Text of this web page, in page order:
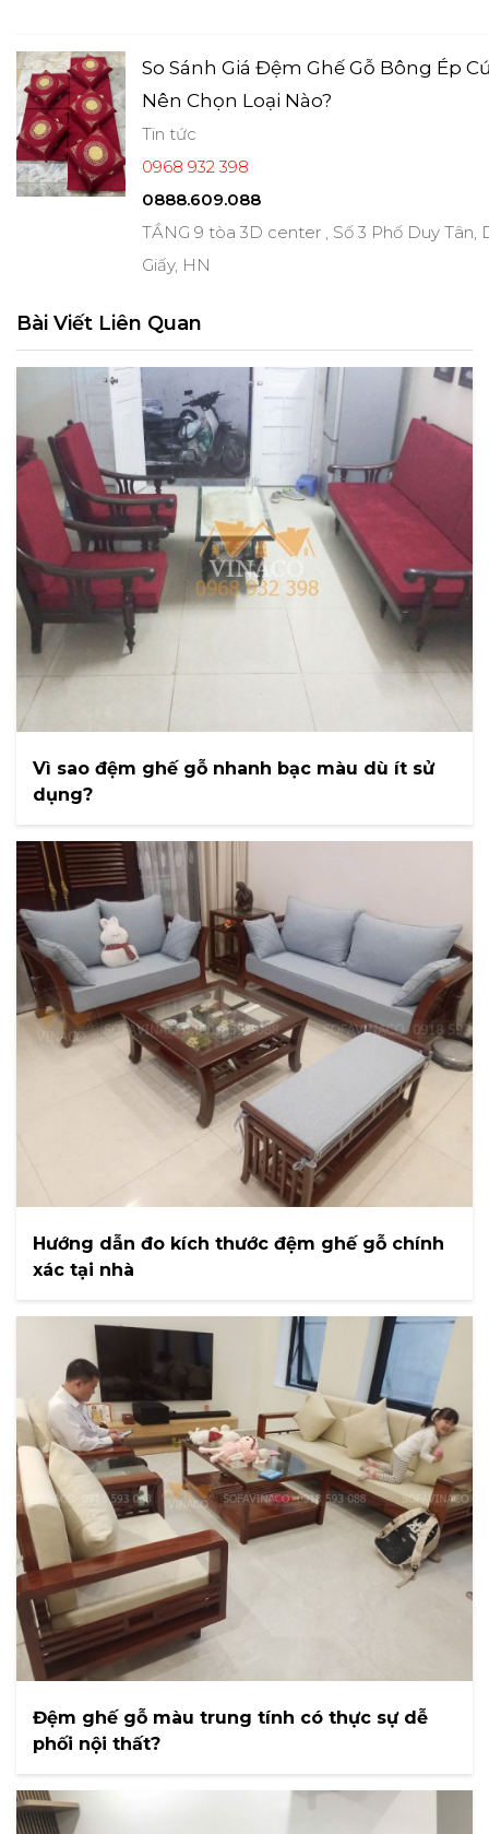
So Sánh Giá Đệm Ghế Gỗ Bông Ép
Nên Chọn Loại Nào?
Tin tức
0968 932 398
0888.609.088
TẦNG 9 tòa 3D center , Số 3 Phố Duy Tân,
Giấy, HN
Bài Viết Liên Quan
Vì sao đệm ghế gỗ nhanh bạc màu dù ít sử
dụng?
Hướng dẫn đo kích thước đệm ghế gỗ chính
xác tại nhà
Đệm ghế gỗ màu trung tính có thực sự dễ
phối nội thất?